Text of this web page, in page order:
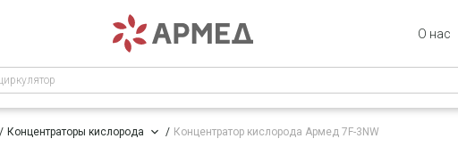
О нас
Концентраторы кислорода Концентратор кислорода Армед 7F-3NW